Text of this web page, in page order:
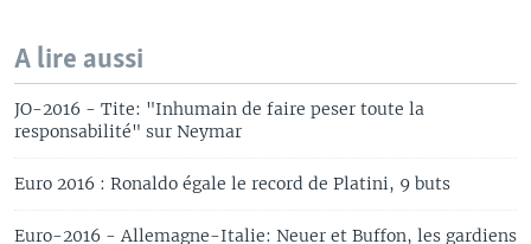
A lire aussi
JO-2016 - Tite: "Inhumain de faire peser toute la
responsabilité" sur Neymar
Euro 2016 : Ronaldo égale le record de Platini, 9 buts
Euro-2016 - Allemagne-Italie: Neuer et Buffon, les gardiens